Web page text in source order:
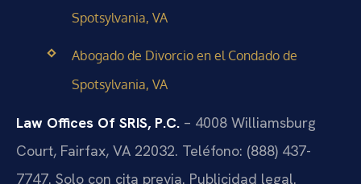
Spotsylvania, VA
Abogado de Divorcio en el Condado de
Spotsylvania, VA
Law Offices Of SRIS, P.C. – 4008 Williamsburg
Court, Fairfax, VA 22032. Teléfono: (888) 437-
7747. Solo con cita previa. Publicidad legal.